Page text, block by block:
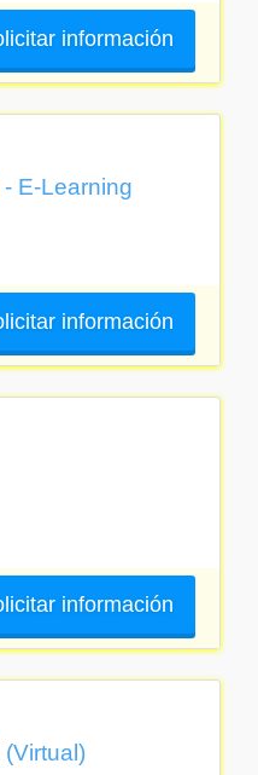
información
E-Learning
información
información